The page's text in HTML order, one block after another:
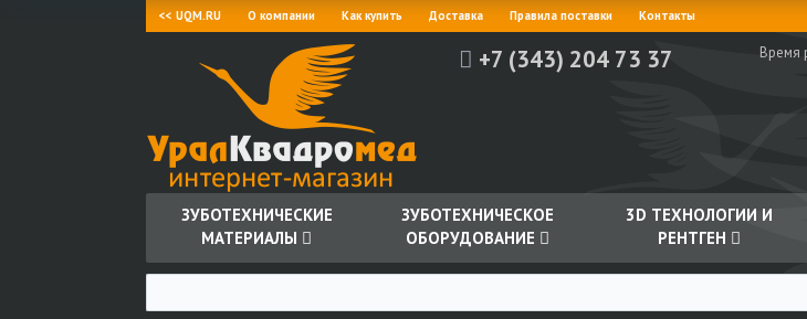
<< UQM.RU О компании Как купить Доставка Правила поставки Контакты
+7 (343) 204 73 37 Время
ЗУБОТЕХНИЧЕСКИЕ
МАТЕРИАЛЫ
ЗУБОТЕХНИЧЕСКОЕ
ОБОРУДОВАНИЕ
3D ТЕХНОЛОГИИ И
РЕНТГЕН